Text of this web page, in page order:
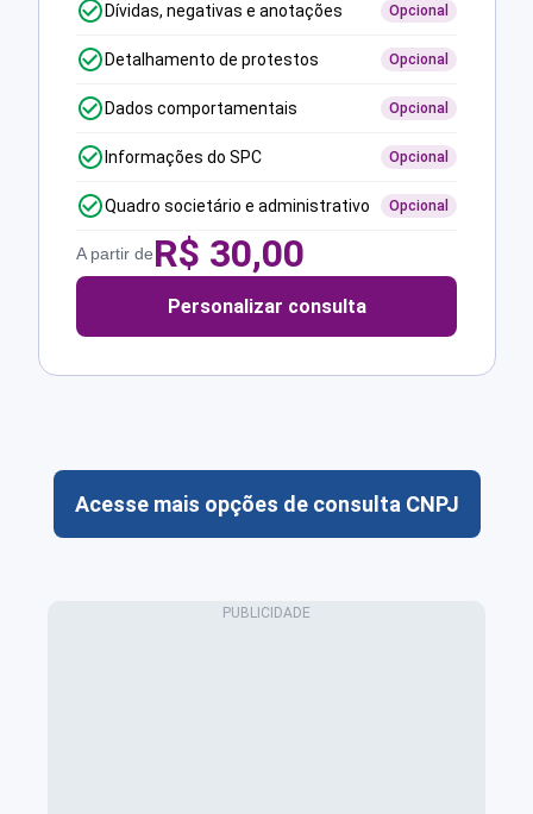
Dívidas, negativas e anotações Opcional
Detalhamento de protestos Opcional
Dados comportamentais Opcional
Informações do SPC Opcional
Quadro societário e administrativo Opcional
A partir deR$ 30,00
Personalizar consulta
Acesse mais opções de consulta CNPJ